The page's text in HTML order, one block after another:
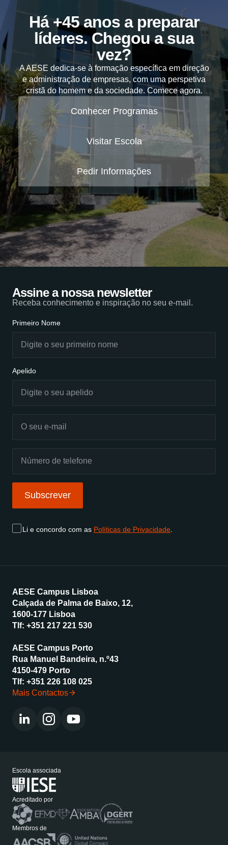
Há +45 anos a preparar
líderes. Chegou a sua
vez?
A AESE dedica-se à formação específica em direção
e administração de empresas, com uma perspetiva
cristã do homem e da sociedade. Comece agora.
Conhecer Programas
Visitar Escola
Pedir Informações
Assine a nossa newsletter
Receba conhecimento e inspiração no seu e-mail.
Primeiro Nome
Apelido
Subscrever
Li e concordo com as Políticas de Privacidade
AESE Campus Lisboa
Calçada de Palma de Baixo, 12,
1600-177 Lisboa
Tlf: +351 217 221 530
AESE Campus Porto
Rua Manuel Bandeira, n.º43
4150-479 Porto
Tlf: +351 226 108 025
Mais Contactos
Escola associada
Acreditado por
Membros de